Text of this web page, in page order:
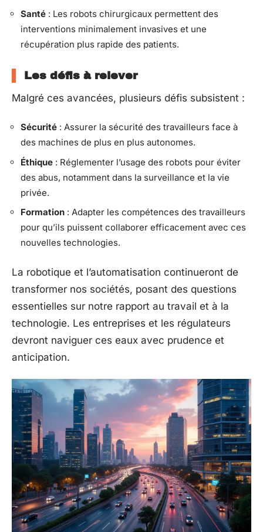
Santé : Les robots chirurgicaux permettent des
interventions minimalement invasives et une
récupération plus rapide des patients.
Les défis à relever
Malgré ces avancées, plusieurs défis subsistent :
Sécurité : Assurer la sécurité des travailleurs face à
des machines de plus en plus autonomes.
Éthique : Réglementer l’usage des robots pour éviter
des abus, notamment dans la surveillance et la vie
privée.
Formation : Adapter les compétences des travailleurs
pour qu’ils puissent collaborer efficacement avec ces
nouvelles technologies.
La robotique et l’automatisation continueront de
transformer nos sociétés, posant des questions
essentielles sur notre rapport au travail et à la
technologie. Les entreprises et les régulateurs
devront naviguer ces eaux avec prudence et
anticipation.